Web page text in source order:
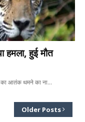
हमला, हुई मौत
का आतंक थमने का ना…
Older Posts